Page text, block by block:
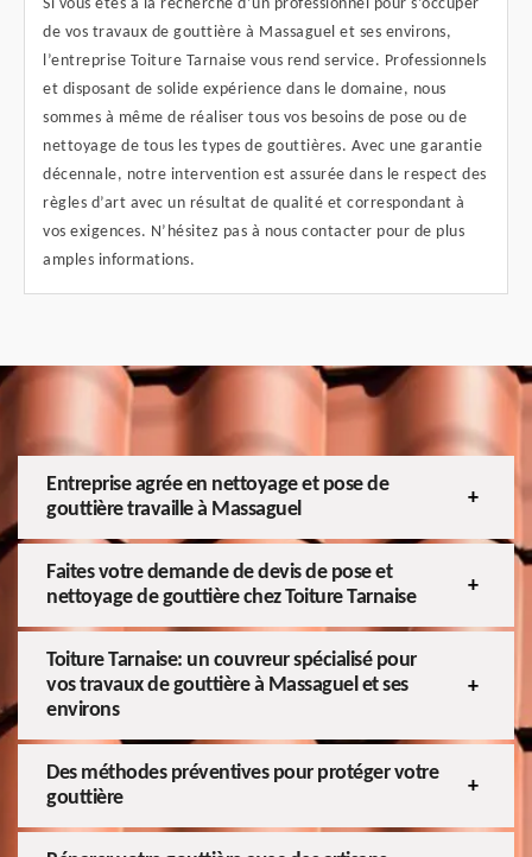
Si vous êtes à la recherche d’un professionnel pour s’occuper
de vos travaux de gouttière à Massaguel et ses environs,
l’entreprise Toiture Tarnaise vous rend service. Professionnels
et disposant de solide expérience dans le domaine, nous
sommes à même de réaliser tous vos besoins de pose ou de
nettoyage de tous les types de gouttières. Avec une garantie
décennale, notre intervention est assurée dans le respect des
règles d’art avec un résultat de qualité et correspondant à
vos exigences. N’hésitez pas à nous contacter pour de plus
amples informations.
Entreprise agrée en nettoyage et pose de
gouttière travaille à Massaguel
Faites votre demande de devis de pose et
nettoyage de gouttière chez Toiture Tarnaise
Toiture Tarnaise: un couvreur spécialisé pour
vos travaux de gouttière à Massaguel et ses
environs
Des méthodes préventives pour protéger votre
gouttière